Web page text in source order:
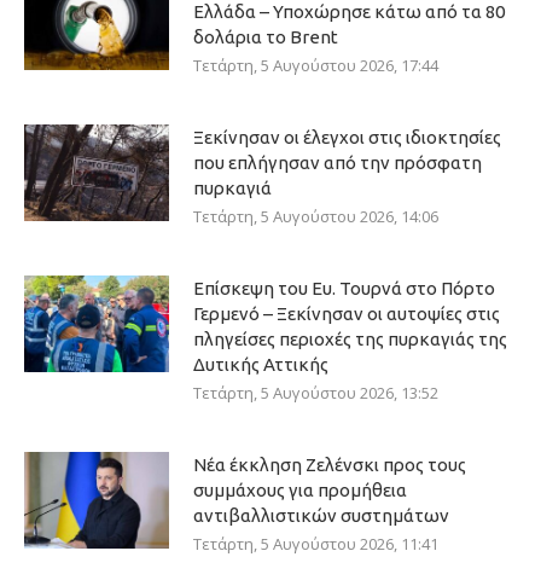
Ελλάδα – Υποχώρησε κάτω από τα 80
δολάρια το Brent
Τετάρτη, 5 Αυγούστου 2026, 17:44
Ξεκίνησαν οι έλεγχοι στις ιδιοκτησίες
που επλήγησαν από την πρόσφατη
πυρκαγιά
Τετάρτη, 5 Αυγούστου 2026, 14:06
Επίσκεψη του Ευ. Τουρνά στο Πόρτο
Γερμενό – Ξεκίνησαν οι αυτοψίες στις
πληγείσες περιοχές της πυρκαγιάς της
Δυτικής Αττικής
Τετάρτη, 5 Αυγούστου 2026, 13:52
Νέα έκκληση Ζελένσκι προς τους
συμμάχους για προμήθεια
αντιβαλλιστικών συστημάτων
Τετάρτη, 5 Αυγούστου 2026, 11:41